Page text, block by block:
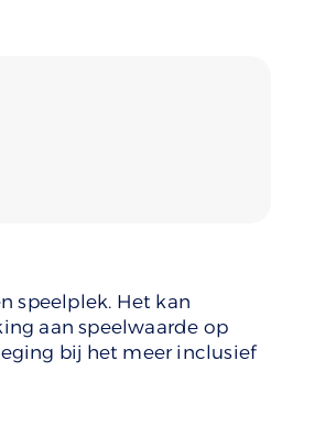
speelplek. Het kan
aan speelwaarde op
bij het meer inclusief